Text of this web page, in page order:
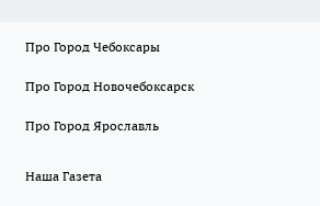
Про Город Чебоксары
Про Город Новочебоксарск
Про Город Ярославль
Наша Газета